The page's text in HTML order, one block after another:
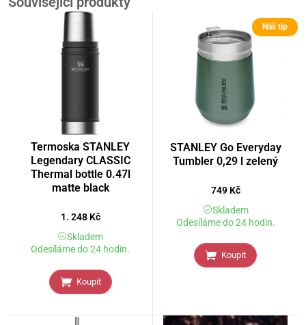
Termoska STANLEY
Legendary CLASSIC
Thermal bottle 0.47l
matte black
1. 248 Kč
Skladem
Odesíláme do 24 hodin.
Koupit
Náš tip
STANLEY Go Everyday
Tumbler 0,29 l zelený
749 Kč
Skladem
Odesíláme do 24 hodin.
Koupit